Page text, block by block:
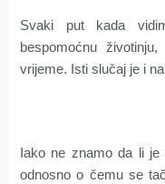
Svaki put kada
bespomoćnu
vrijeme. Isti slučaj je i
Iako ne znamo da li je
odnosno o čemu se